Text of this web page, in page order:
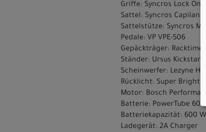
Griffe: Syncros Lock On
Sattel: Syncros Capilano
Sattelstütze: Syncros
Pedale: VP VPE-506
Gepäckträger: Racktime
Ständer: Ursus Kickstand
Scheinwerfer: Lezyne
Rücklicht: Super Bright
Motor: Bosch
Batterie: PowerTube
Batteriekapazität: 600
Ladegerät: 2A Charger